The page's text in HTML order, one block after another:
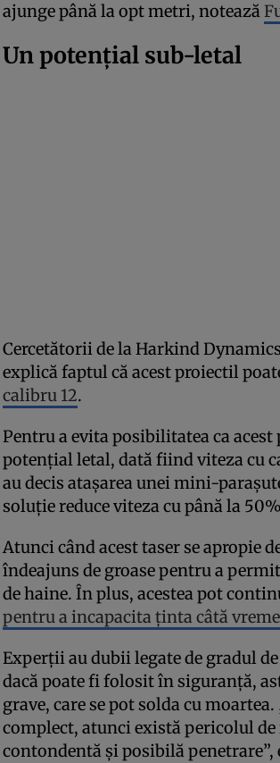
ajunge până la opt metri, notează
Un potențial sub-letal
Cercetătorii de la Harkind
explică faptul că acest proiectil
calibru 12.
Pentru a evita posibilitatea ca
potențial letal, dată fiind viteza cu
au decis atașarea unei mini-
soluție reduce viteza cu până la
Atunci când acest taser se apropie
îndeajuns de groase pentru a
de haine. În plus, acestea pot
pentru a incapacita ținta câtă
Experții au dubii legate de gradul
dacă poate fi folosit în siguranță,
grave, care se pot solda cu
complect, atunci există pericolul
contondentă și posibilă